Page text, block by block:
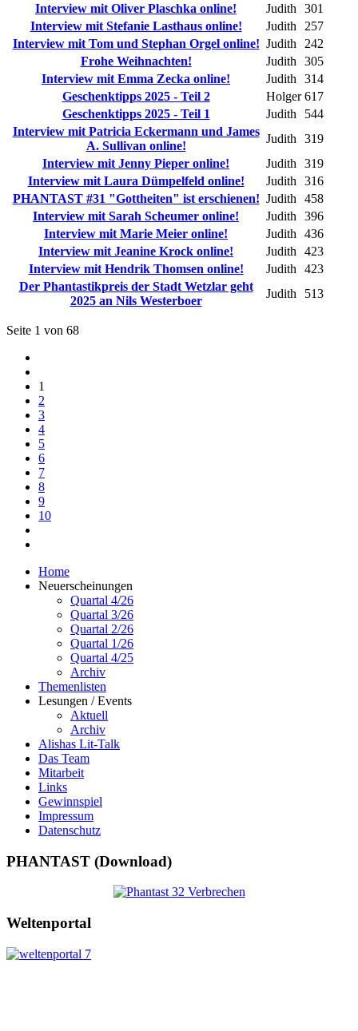
Interview mit Oliver Plaschka online!
Judith
301
Interview mit Stefanie Lasthaus online!
Judith
257
Interview mit Tom und Stephan Orgel online! Judith
242
Frohe Weihnachten!
Judith
305
Interview mit Emma Zecka online!
Judith
314
Geschenktipps 2025 - Teil 2
Holger 617
Geschenktipps 2025 - Teil 1
Judith
544
Interview mit Patricia Eckermann und James
A. Sullivan online!
Judith
319
Interview mit Jenny Pieper online!
Judith
319
Interview mit Laura Dümpelfeld online!
Judith
316
PHANTAST #31 "Gottheiten" ist erschienen! Judith
458
Interview mit Sarah Scheumer online!
Judith
396
Interview mit Marie Meier online!
Judith
436
Interview mit Jeanine Krock online!
Judith
423
Interview mit Hendrik Thomsen online!
Judith
423
Der Phantastikpreis der Stadt Wetzlar geht
2025 an Nils Westerboer
Judith 513
Seite 1 von 68
1
2
3
4
5
6
7
8
9
10
Home
Neuerscheinungen
Quartal 4/26
Quartal 3/26
Quartal 2/26
Quartal 1/26
Quartal 4/25
Archiv
Themenlisten
Lesungen / Events
Aktuell
Archiv
Alishas Lit-Talk
Das Team
Mitarbeit
Links
Gewinnspiel
Impressum
Datenschutz
PHANTAST (Download)
Weltenportal